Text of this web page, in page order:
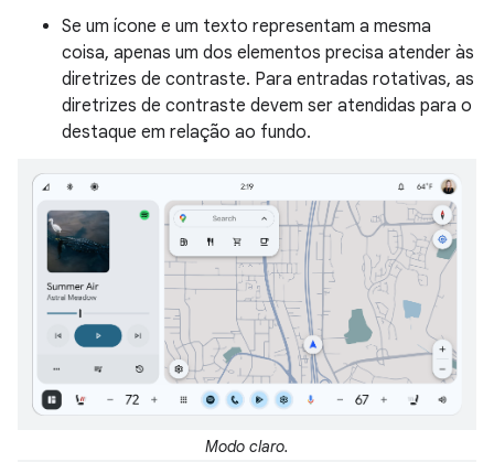
Se um ícone e um texto representam a mesma
coisa, apenas um dos elementos precisa atender às
diretrizes de contraste. Para entradas rotativas, as
diretrizes de contraste devem ser atendidas para o
destaque em relação ao fundo.
Modo claro.